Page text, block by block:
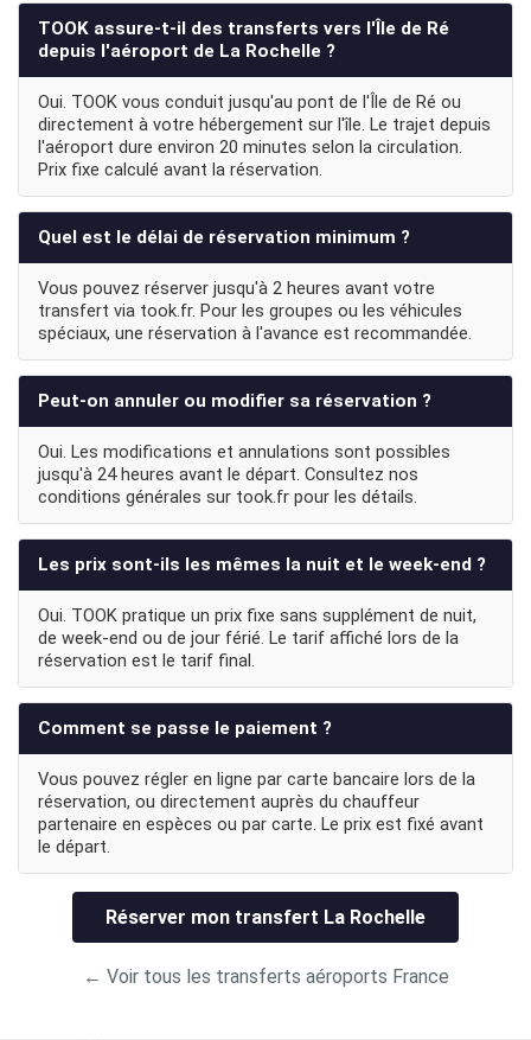
TOOK assure-t-il des transferts vers l'Île de Ré
depuis l'aéroport de La Rochelle ?
Oui. TOOK vous conduit jusqu'au pont de l'Île de Ré ou
directement à votre hébergement sur l'île. Le trajet depuis
l'aéroport dure environ 20 minutes selon la circulation.
Prix fixe calculé avant la réservation.
Quel est le délai de réservation minimum ?
Vous pouvez réserver jusqu'à 2 heures avant votre
transfert via took.fr. Pour les groupes ou les véhicules
spéciaux, une réservation à l'avance est recommandée.
Peut-on annuler ou modifier sa réservation ?
Oui. Les modifications et annulations sont possibles
jusqu'à 24 heures avant le départ. Consultez nos
conditions générales sur took.fr pour les détails.
Les prix sont-ils les mêmes la nuit et le week-end ?
Oui. TOOK pratique un prix fixe sans supplément de nuit,
de week-end ou de jour férié. Le tarif affiché lors de la
réservation est le tarif final.
Comment se passe le paiement ?
Vous pouvez régler en ligne par carte bancaire lors de la
réservation, ou directement auprès du chauffeur
partenaire en espèces ou par carte. Le prix est fixé avant
le départ.
Réserver mon transfert La Rochelle
← Voir tous les transferts aéroports France